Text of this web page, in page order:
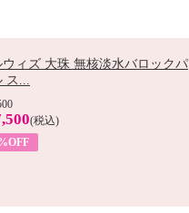
ウィズ 大珠 無核淡水バロックパ
ス...
(税込)